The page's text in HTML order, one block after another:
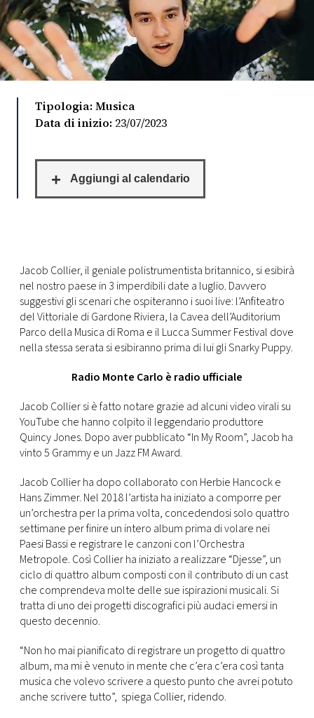
CONCORSI
EVENTI
PRINCIPATO
CONSIGLIA
Tipologia: Musica
Data di inizio: 23/07/2023
Jacob Collier, il geniale polistrumentista britannico, si esibirà
nel nostro paese in 3 imperdibili date a luglio. Davvero
suggestivi gli scenari che ospiteranno i suoi live: l’Anfiteatro
del Vittoriale di Gardone Riviera, la Cavea dell’Auditorium
Parco della Musica di Roma e il Lucca Summer Festival dove
nella stessa serata si esibiranno prima di lui gli Snarky Puppy.
Radio Monte Carlo è radio ufficiale
Jacob Collier si è fatto notare grazie ad alcuni video virali su
YouTube che hanno colpito il leggendario produttore
Quincy Jones. Dopo aver pubblicato “In My Room”, Jacob ha
vinto 5 Grammy e un Jazz FM Award.
Jacob Collier ha dopo collaborato con Herbie Hancock e
Hans Zimmer. Nel 2018 l’artista ha iniziato a comporre per
un’orchestra per la prima volta, concedendosi solo quattro
settimane per finire un intero album prima di volare nei
Paesi Bassi e registrare le canzoni con l’Orchestra
Metropole. Così Collier ha iniziato a realizzare “Djesse”, un
ciclo di quattro album composti con il contributo di un cast
che comprendeva molte delle sue ispirazioni musicali. Si
tratta di uno dei progetti discografici più audaci emersi in
questo decennio.
“Non ho mai pianificato di registrare un progetto di quattro
album, ma mi è venuto in mente che c’era c’era così tanta
musica che volevo scrivere a questo punto che avrei potuto
anche scrivere tutto”, spiega Collier, ridendo.